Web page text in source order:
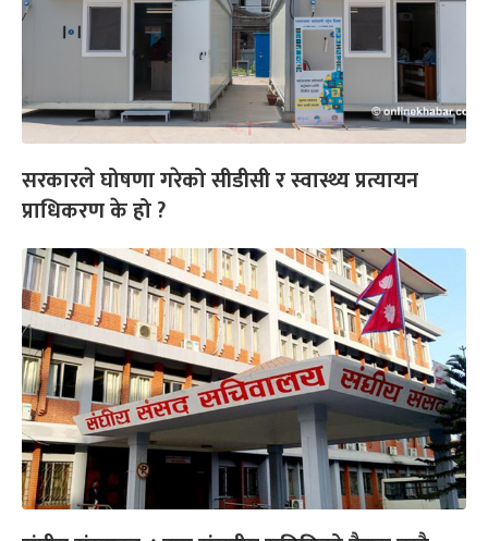
सरकारले घोषणा गरेको सीडीसी र स्वास्थ्य प्रत्यायन
प्राधिकरण के हो ?